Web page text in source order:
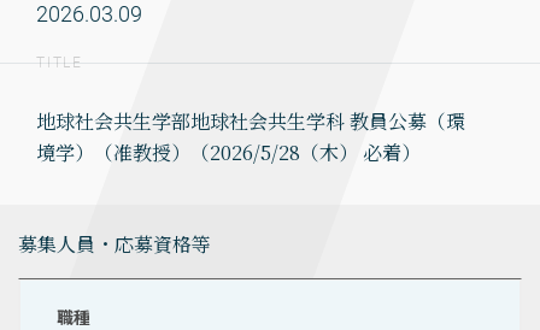
2026.03.09
TITLE
地球社会共生学部地球社会共生学科 教員公募（環
境学）（准教授）（2026/5/28（木） 必着）
募集人員・応募資格等
職種